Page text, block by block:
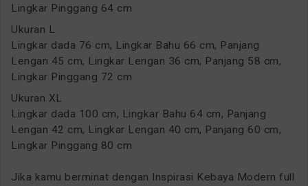
Lingkar Pinggang 64 cm
Ukuran L
Lingkar dada 76 cm, Lingkar Bahu 66 cm, Panjang
Lengan 45 cm, Lingkar Lengan 36 cm, Panjang 58 cm,
Lingkar Pinggang 72 cm
Ukuran XL
Lingkar dada 100 cm, Lingkar Bahu 64 cm, Panjang
Lengan 42 cm, Lingkar Lengan 40 cm, Panjang 60 cm,
Lingkar Pinggang 80 cm
Jika kamu berminat dengan Inspirasi Kebaya Modern full